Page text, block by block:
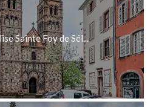
Sainte Foy de Sél...